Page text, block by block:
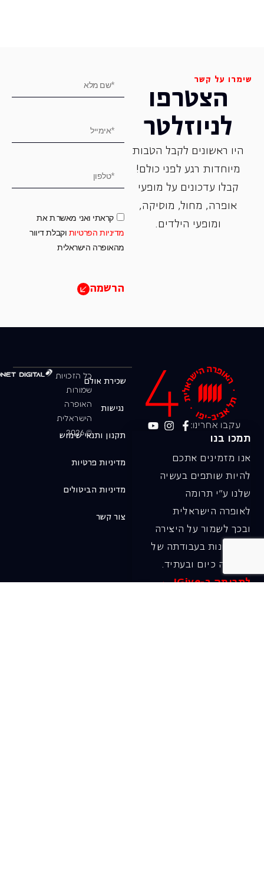
שימרו על קשר
הצטרפו
לניוזלטר
היו ראשונים לקבל הטבות
מיוחדות רגע לפני כולם!
קבלו עדכונים על מופעי
אופרה, ‏מחול, ‏מוסיקה,
ומופעי הילדים.
קראתי ואני מאשר.ת את
מדיניות הפרטיות וקבלת דיוור
מהאופרה הישראלית
הרשמה
עקבו אחרינו:
תמכו בנו
אנו מזמינים אתכם
להיות שותפים בעשיה
שלנו ע"י תרומה
לאופרה הישראלית
ובכך לשמור על היצירה
והחדשנות בעבודתה של
האופרה כיום ובעתיד.
לתרומה ב-JGive ←
כל הזכויות
שמורות
האופרה
הישראלית
© 2026
שכירת אולם
נגישות
תקנון ותנאי שימוש
מדיניות פרטיות
מדיניות הביטולים
צור קשר